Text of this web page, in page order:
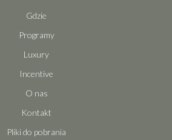
Gdzie
Programy
Luxury
Incentive
O nas
Kontakt
Pliki do pobrania